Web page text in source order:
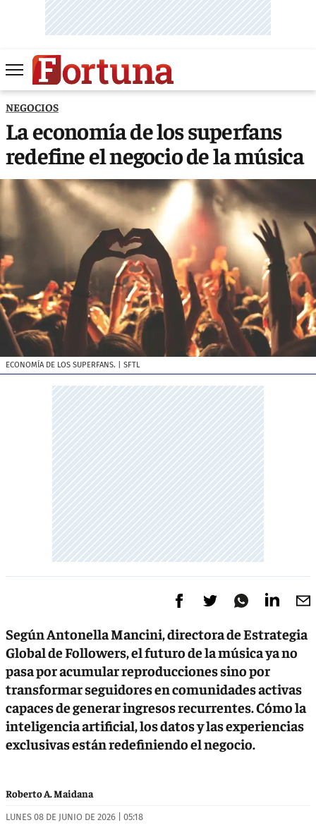
NEGOCIOS
La economía de los superfans
redefine el negocio de la música
ECONOMÍA DE LOS SUPERFANS. | SFTL
Según Antonella Mancini, directora de Estrategia
Global de Followers, el futuro de la música ya no
pasa por acumular reproducciones sino por
transformar seguidores en comunidades activas
capaces de generar ingresos recurrentes. Cómo la
inteligencia artificial, los datos y las experiencias
exclusivas están redefiniendo el negocio.
Roberto A. Maidana
LUNES 08 DE JUNIO DE 2026 | 05:18